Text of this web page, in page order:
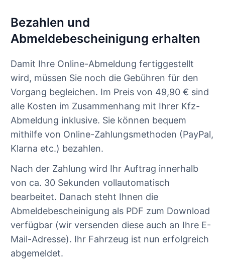
Bezahlen und
Abmeldebescheinigung erhalten
Damit Ihre Online-Abmeldung fertiggestellt
wird, müssen Sie noch die Gebühren für den
Vorgang begleichen. Im Preis von 49,90 € sind
alle Kosten im Zusammenhang mit Ihrer Kfz-
Abmeldung inklusive. Sie können bequem
mithilfe von Online-Zahlungsmethoden (PayPal,
Klarna etc.) bezahlen.
Nach der Zahlung wird Ihr Auftrag innerhalb
von ca. 30 Sekunden vollautomatisch
bearbeitet. Danach steht Ihnen die
Abmeldebescheinigung als PDF zum Download
verfügbar (wir versenden diese auch an Ihre E-
Mail-Adresse). Ihr Fahrzeug ist nun erfolgreich
abgemeldet.